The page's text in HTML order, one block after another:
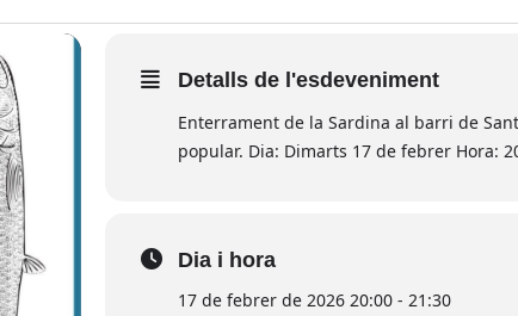
Detalls de l'esdeveniment
Enterrament de la Sardina al barri de
popular. Dia: Dimarts 17 de febrer Hora:
Dia i hora
17 de febrer de 2026 20:00 - 21:30